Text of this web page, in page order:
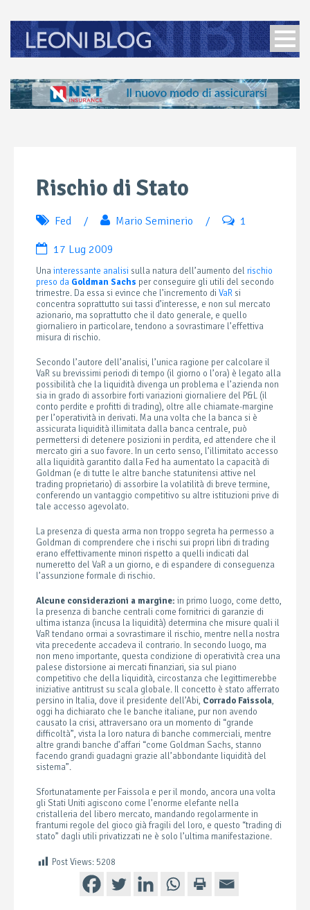
Rischio di Stato
Fed / Mario Seminerio / 1
17 Lug 2009
Unainteressante analisi sulla natura dell’aumento delrischio
preso da Goldman Sachs per conseguire gli utili del secondo
trimestre. Da essa si evince che l’incremento diVaR si
concentra soprattutto sui tassi d’interesse, e non sul mercato
azionario, ma soprattutto che il dato generale, e quello
giornaliero in particolare, tendono a sovrastimare l’effettiva
misura di rischio.
Secondo l’autore dell’analisi, l’unica ragione per calcolare il
VaR su brevissimi periodi di tempo (il giorno o l’ora) è legato alla
possibilità che la liquidità divenga un problema e l’azienda non
sia in grado di assorbire forti variazioni giornaliere del P&L (il
conto perdite e profitti di trading), oltre alle chiamate-margine
per l’operatività in derivati. Ma una volta che la banca si è
assicurata liquidità illimitata dalla banca centrale, può
permettersi di detenere posizioni in perdita, ed attendere che il
mercato giri a suo favore. In un certo senso, l’illimitato accesso
alla liquidità garantito dalla Fed ha aumentato la capacità di
Goldman (e di tutte le altre banche statunitensi attive nel
trading proprietario) di assorbire la volatilità di breve termine,
conferendo un vantaggio competitivo su altre istituzioni prive di
tale accesso agevolato.
La presenza di questa arma non troppo segreta ha permesso a
Goldman di comprendere che i rischi sui propri libri di trading
erano effettivamente minori rispetto a quelli indicati dal
numeretto del VaR a un giorno, e di espandere di conseguenza
l’assunzione formale di rischio.
Alcune considerazioni a margine: in primo luogo, come detto,
la presenza di banche centrali come fornitrici di garanzie di
ultima istanza (incusa la liquidità) determina che misure quali il
VaR tendano ormai a sovrastimare il rischio, mentre nella nostra
vita precedente accadeva il contrario. In secondo luogo, ma
non meno importante, questa condizione di operatività crea una
palese distorsione ai mercati finanziari, sia sul piano
competitivo che della liquidità, circostanza che legittimerebbe
iniziative antitrust su scala globale. Il concetto è stato afferrato
persino in Italia, dove il presidente dell’Abi, Corrado Faissola,
oggi ha dichiarato che le banche italiane, pur non avendo
causato la crisi, attraversano ora un momento di “grande
difficoltà”, vista la loro natura di banche commerciali, mentre
altre grandi banche d’affari “come Goldman Sachs, stanno
facendo grandi guadagni grazie all’abbondante liquidità del
sistema”.
Sfortunatamente per Faissola e per il mondo, ancora una volta
gli Stati Uniti agiscono come l’enorme elefante nella
cristalleria del libero mercato, mandando regolarmente in
frantumi regole del gioco già fragili del loro, e questo “trading di
stato” dagli utili privatizzati ne è solo l’ultima manifestazione.
Post Views: 5208